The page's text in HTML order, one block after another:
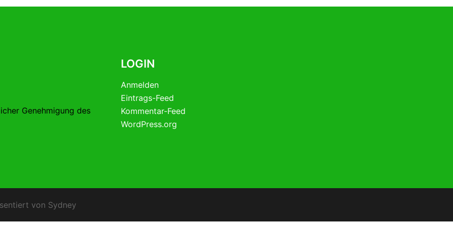
Genehmigung des
LOGIN
Anmelden
Eintrags-Feed
Kommentar-Feed
WordPress.org
von Sydney